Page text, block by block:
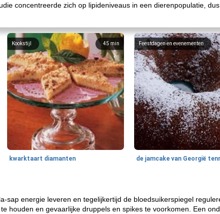
concentreerde zich op lipideniveaus in een dierenpopulatie,
45 min
Kookstijl
kwarktaart diamanten
Feestdagen en evenementen
de jamcake van Georgië
sap energie leveren en tegelijkertijd de bloedsuikerspiegel
houden en gevaarlijke druppels en spikes te voorkomen. Een